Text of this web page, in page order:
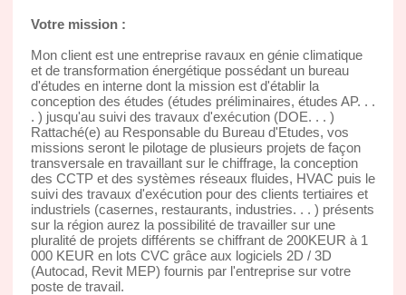
Votre mission :
Mon client est une entreprise ravaux en génie climatique
et de transformation énergétique possédant un bureau
d'études en interne dont la mission est d'établir la
conception des études (études préliminaires, études AP. . .
. ) jusqu'au suivi des travaux d'exécution (DOE. . . )
Rattaché(e) au Responsable du Bureau d'Etudes, vos
missions seront le pilotage de plusieurs projets de façon
transversale en travaillant sur le chiffrage, la conception
des CCTP et des systèmes réseaux fluides, HVAC puis le
suivi des travaux d'exécution pour des clients tertiaires et
industriels (casernes, restaurants, industries. . . ) présents
sur la région aurez la possibilité de travailler sur une
pluralité de projets différents se chiffrant de 200KEUR à 1
000 KEUR en lots CVC grâce aux logiciels 2D / 3D
(Autocad, Revit MEP) fournis par l'entreprise sur votre
poste de travail.